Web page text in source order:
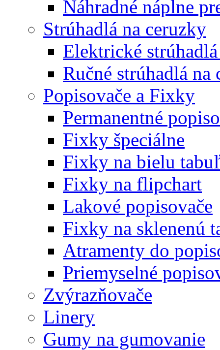
Náhradné náplne
Strúhadlá na ceruzky
Elektrické
Ručné strúhadlá na
Popisovače a Fixky
Permanentné
Fixky špeciálne
Fixky na bielu
Fixky na flipchart
Lakové popisovače
Fixky na sklenenú
Atramenty do
Priemyselné
Zvýrazňovače
Linery
Gumy na gumovanie